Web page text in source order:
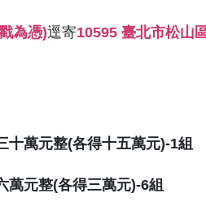
為憑)逕寄10595 臺北市松山
十萬元整(各得十五萬元)-1組
萬元整(各得三萬元)-6組